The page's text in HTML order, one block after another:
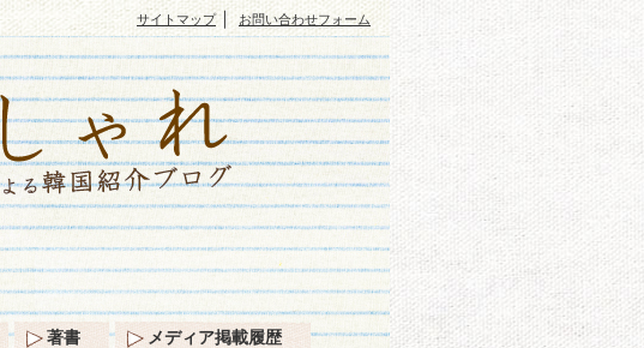
サイトマップ｜ お問い合わせフォーム
著書 メディア掲載履歴